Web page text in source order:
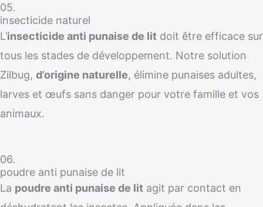
05.
insecticide naturel
L’insecticide anti punaise de lit doit être efficace sur
tous les stades de développement. Notre solution
Zilbug, d’origine naturelle, élimine punaises adultes,
larves et œufs sans danger pour votre famille et vos
animaux.
06.
poudre anti punaise de lit
La poudre anti punaise de lit agit par contact en